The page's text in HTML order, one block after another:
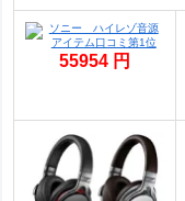
55954 円